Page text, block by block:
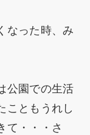
なった時、み
公園での生活
こともうれし
て・・・さ